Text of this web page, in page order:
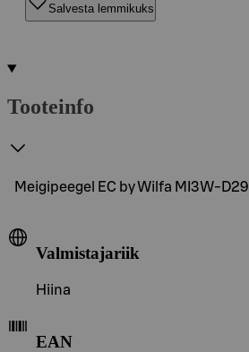
Salvesta lemmikuks
Tooteinfo
Meigipeegel EC by Wilfa MI3W-D29
Valmistajariik
Hiina
EAN